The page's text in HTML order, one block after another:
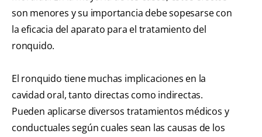
son menores y su importancia debe sopesarse con
la eficacia del aparato para el tratamiento del
ronquido.
El ronquido tiene muchas implicaciones en la
cavidad oral, tanto directas como indirectas.
Pueden aplicarse diversos tratamientos médicos y
conductuales según cuales sean las causas de los